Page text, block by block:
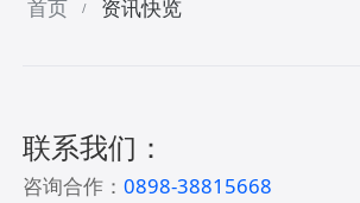
首页 / 资讯快览
联系我们：
咨询合作：0898-38815668